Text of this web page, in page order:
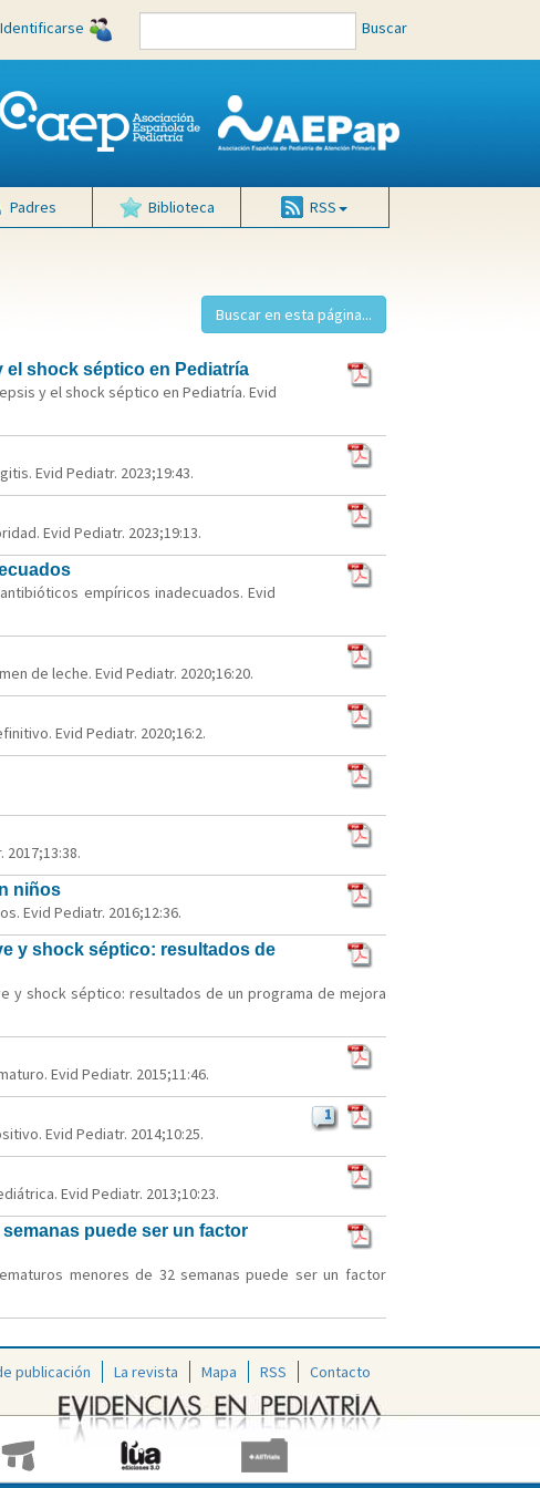
Identificarse Buscar
Padres Biblioteca RSS
el shock séptico en Pediatría
y el shock séptico en Pediatría. Evid
Evid Pediatr. 2023;19:43.
Evid Pediatr. 2023;19:13.
empíricos inadecuados. Evid
de leche. Evid Pediatr. 2020;16:20.
Evid Pediatr. 2020;16:2.
niños
Evid Pediatr. 2016;12:36.
y shock séptico: resultados de
y shock séptico: resultados de un programa de mejora
Evid Pediatr. 2015;11:46.
1
Evid Pediatr. 2014;10:25.
Evid Pediatr. 2013;10:23.
puede ser un factor
menores de 32 semanas puede ser un factor
publicación La revista Mapa RSS Contacto